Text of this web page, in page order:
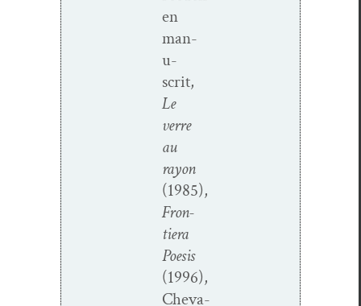
en
man­
u­
scrit,
Le
verre
au
ray­on
(1985),
Fron­
tiera
Poe­sis
(1996),
Cheva­